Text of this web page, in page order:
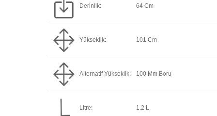
Derinlik: 64 Cm
Yükseklik: 101 Cm
Alternatif Yükseklik: 100 Mm Boru
Litre: 1.2 L